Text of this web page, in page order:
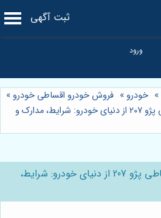
ثبت آگهی
» خودرو » فروش خودرو اقساطی خودرو »
⭐️ راهنمای جامع خرید اقساطی پژو 207 از دنیای خودرو: شرایط، مدارک و
⭐️ راهنمای جامع خرید اقساطی پژو 207 از دنیای خودرو: شرایط،